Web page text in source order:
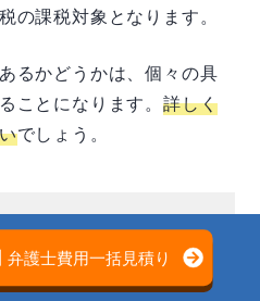
の無料相談でスッキリ解決
の課税対象となります。
るかどうかは、個々の具
ことになります。 詳しく
でしょう。
はまずは弁護士にご
ださい